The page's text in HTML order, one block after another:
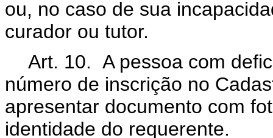
ou, no caso de sua
curador ou tutor.
Art. 10. A pessoa com
número de inscrição no
apresentar documento com
identidade do